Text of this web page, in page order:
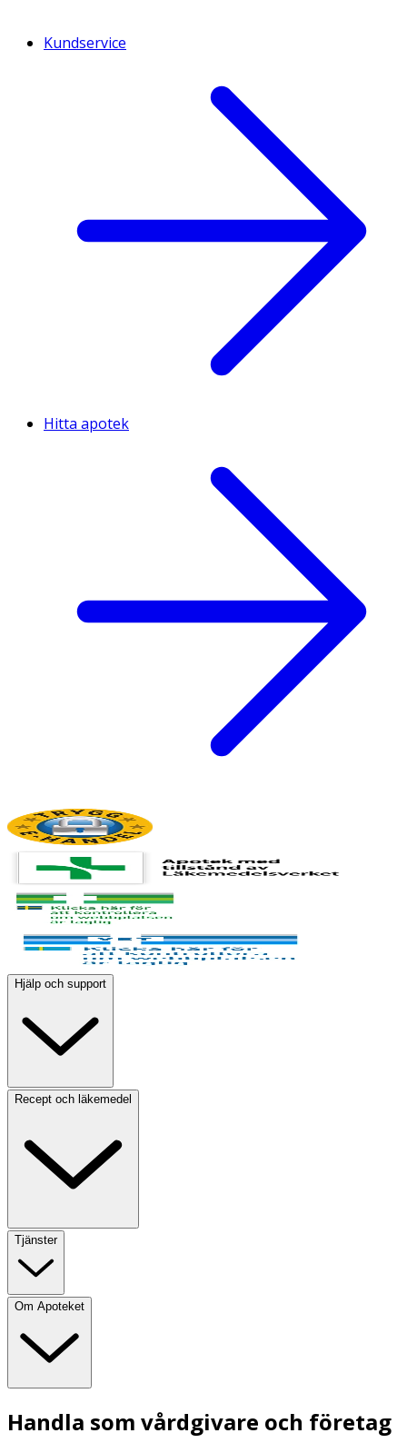
Kundservice
Hitta apotek
Hjälp och support
Recept och läkemedel
Tjänster
Om Apoteket
Handla som vårdgivare och företag